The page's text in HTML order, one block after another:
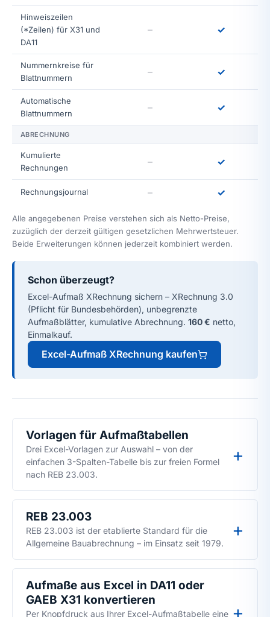
Hinweiszeilen
(*Zeilen) für X31 und
DA11
– ✓
Nummernkreise für
Blattnummern
– ✓
Automatische
Blattnummern
– ✓
ABRECHNUNG
Kumulierte
Rechnungen
– ✓
Rechnungsjournal – ✓
Alle angegebenen Preise verstehen sich als Netto-Preise,
zuzüglich der derzeit gültigen gesetzlichen Mehrwertsteuer.
Beide Erweiterungen können jederzeit kombiniert werden.
Schon überzeugt?
Excel-Aufmaß XRechnung sichern – XRechnung 3.0
(Pflicht für Bundesbehörden), unbegrenzte
Aufmaßblätter, kumulative Abrechnung. 160 € netto,
Einmalkauf.
Excel-Aufmaß XRechnung kaufen
Vorlagen für Aufmaßtabellen
Drei Excel-Vorlagen zur Auswahl – von der
einfachen 3-Spalten-Tabelle bis zur freien Formel
nach REB 23.003.
REB 23.003
REB 23.003 ist der etablierte Standard für die
Allgemeine Bauabrechnung – im Einsatz seit 1979.
Aufmaße aus Excel in DA11 oder
GAEB X31 konvertieren
Per Knopfdruck aus Ihrer Excel-Aufmaßtabelle eine